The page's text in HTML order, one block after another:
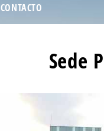
CONTACTO
Sede